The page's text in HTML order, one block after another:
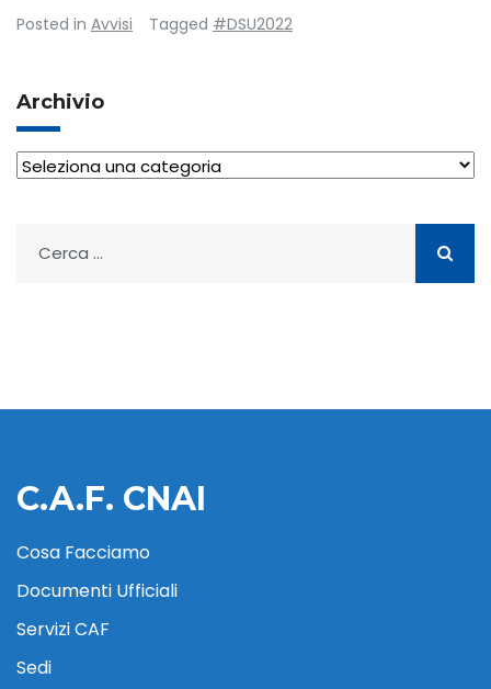
Posted in Avvisi Tagged #DSU2022
Archivio
Archivio
per:
C.A.F. CNAI
Cosa Facciamo
Documenti Ufficiali
Servizi CAF
Sedi